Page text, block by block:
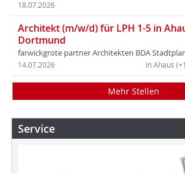
18.07.2026
Architekt (m/w/d) für LPH 1-5 in
Dortmund
farwickgrote partner Architekten BDA
in Ahaus
14.07.2026
Mehr Stellen
Service